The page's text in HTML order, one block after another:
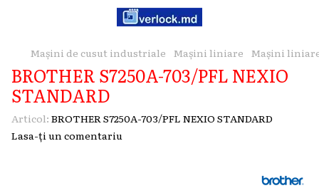
Mașini de cusut industriale Maşini liniare Maşini
BROTHER S7250A-703/PFL NEXIO
STANDARD
Articol: BROTHER S7250A-703/PFL NEXIO STANDARD
Lasa-ți un comentariu